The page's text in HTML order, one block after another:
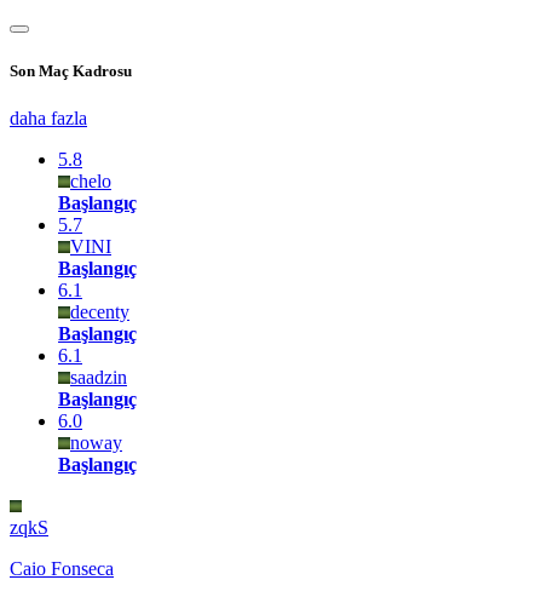
Son Maç Kadrosu
daha fazla
5.8
chelo
Başlangıç
5.7
VINI
Başlangıç
6.1
decenty
Başlangıç
6.1
saadzin
Başlangıç
6.0
noway
Başlangıç
zqkS
Caio Fonseca